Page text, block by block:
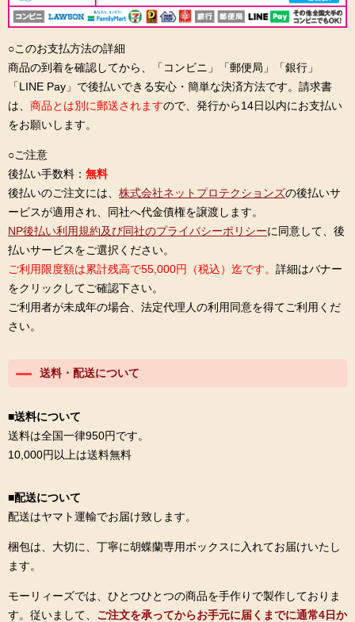
○このお支払方法の詳細
商品の到着を確認してから、「コンビニ」「郵便局」「銀行」
「LINE Pay」で後払いできる安心・簡単な決済方法です。請求書
は、 商品とは別に郵送されますので、発行から14日以内にお支払い
をお願いします。
○ご注意
後払い手数料： 無料
後払いのご注文には、 株式会社ネットプロテクションズの後払いサ
ービスが適用され、同社へ代金債権を譲渡します。
NP後払い利用規約及び同社のプライバシーポリシーに同意して、後
払いサービスをご選択ください。
ご利用限度額は累計残高で55,000円（税込）迄です。 詳細はバナー
をクリックしてご確認下さい。
ご利用者が未成年の場合、法定代理人の利用同意を得てご利用くだ
さい。
送料・配送について
■送料について
送料は全国一律950円です。
10,000円以上は送料無料
■配送について
配送はヤマト運輸でお届け致します。
梱包は、大切に、丁寧に胡蝶蘭専用ボックスに入れてお届けいたし
ます。
モーリィーズでは、ひとつひとつの商品を手作りで製作しておりま
す。従いまして、 ご注文を承ってからお手元に届くまでに通常4日か